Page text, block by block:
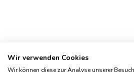
Wir verwenden Cookies
Wir können diese zur Analyse unserer